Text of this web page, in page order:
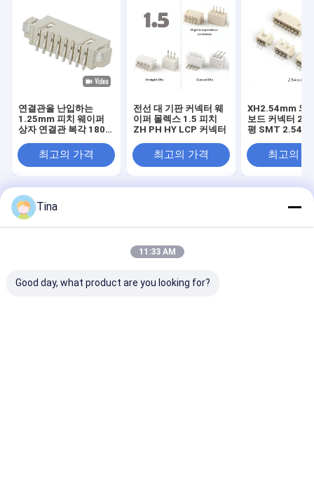
연결관을 난입하는
1.25mm 피치 웨이퍼
상자 연결관 복각 180
최고의 가격
전선 대 기판 커넥터 웨
이퍼 몰렉스 1.5 피치
ZH PH HY LCP 커넥터
최고의 가격
XH2.54mm 와
보드 커넥터 2-
평 SMT 2.54
최고의
중국 공장.Copyright © 2026 Shenzhen
Xietaikang Precision Electronic Co., Ltd.. All Rights Reserved.
Tina
11:33 AM
Good day, what product are you looking for?